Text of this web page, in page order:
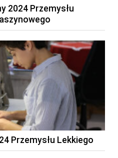
2024 Przemysłu
Przemysłu Lekkiego